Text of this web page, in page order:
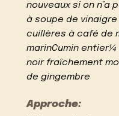
nouveaux si on n’a
à soupe de
cuillères à café de
marinCumin
noir fraîchement
de gingembre
Approche: